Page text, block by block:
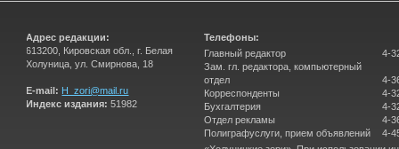
Адрес редакции:
613200, Кировская обл., г. Белая
Холуница, ул. Смирнова, 18
E-mail: H_zori@mail.ru
Индекс издания: 51982
Телефоны:
Главный редактор
Зам. гл. редактора, компьютерный
отдел
Корреспонденты
Бухгалтерия
Отдел рекламы
Полиграфуслуги, прием объявлений
4-
4-
4-
4-
4-
4-